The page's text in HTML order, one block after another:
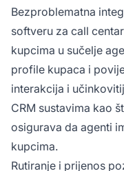
Bezproblematna
softveru za call
kupcima u sučelje
profile kupaca i
interakcija i
CRM sustavima kao
osigurava da agenti
kupcima.
Rutiranje i prijenos